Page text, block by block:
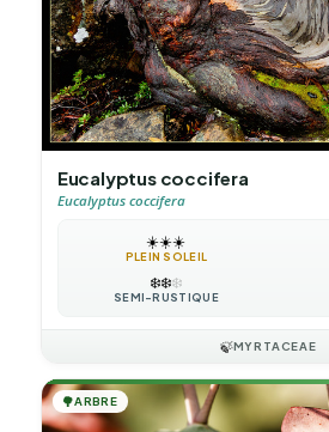
Eucalyptus coccifera
Eucalyptus coccifera
☀️☀️☀️
PLEIN SOLEIL
❄️❄️❄️
SEMI-RUSTIQUE
🍃MYRTACEAE
🌳ARBRE